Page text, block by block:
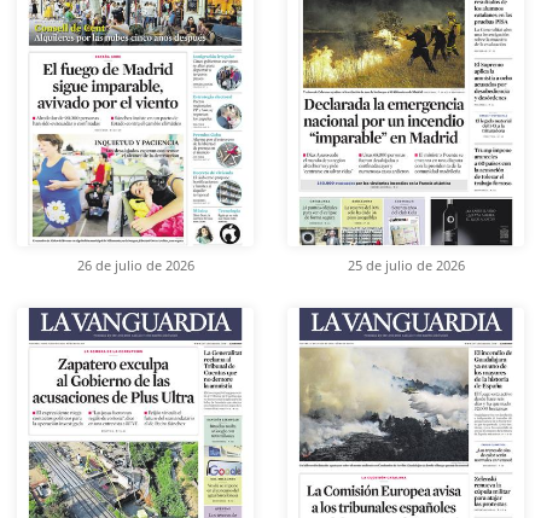
26 de julio de 2026 25 de julio de 2026